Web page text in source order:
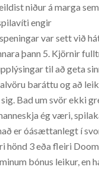
niður á marga
engir
var sett við
þann 5. Kjörnir
til að geta
baráttu og að
Bad um svör ekki
ég væri,
er óásættanlegt í
3 eða fleiri
bónus leikur, en